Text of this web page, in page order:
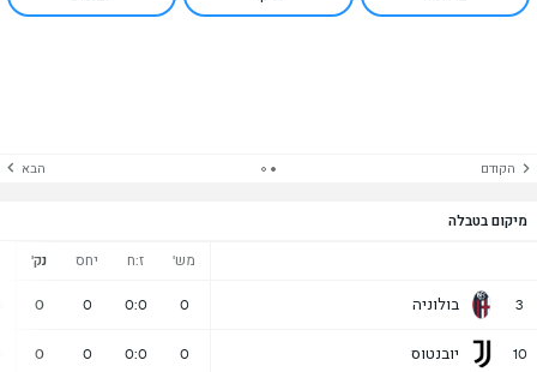
הקודם הבא
מיקום בטבלה
מש' ז:ח יחס נק'
3 בולוניה 0
0:0
0
0
10 יובנטוס 0
0:0
0
0